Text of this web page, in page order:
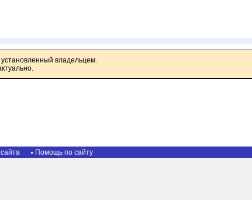
установленный владельцем.
Помощь по сайту